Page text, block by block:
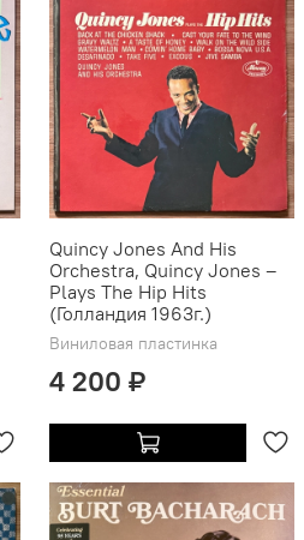
Quincy Jones And His
Orchestra, Quincy Jones –
Plays The Hip Hits
(Голландия 1963г.)
Виниловая пластинка
4 200 ₽